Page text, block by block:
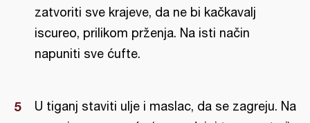
zatvoriti sve krajeve, da ne bi kačkavalj
iscureo, prilikom prženja. Na isti način
napuniti sve ćufte.
U tiganj staviti ulje i maslac, da se zagreju. Na